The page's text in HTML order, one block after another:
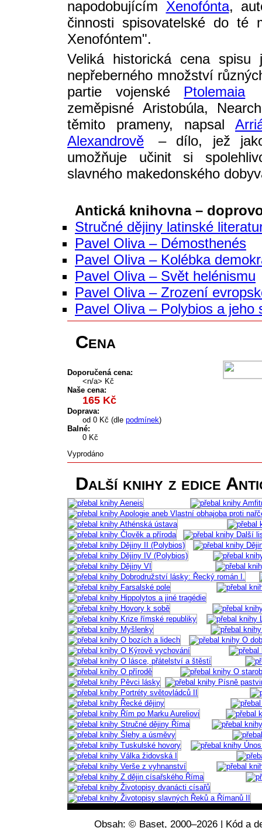
napodobujícím Xenofónta,
činnosti spisovatelské do té
Xenofóntem".
Veliká historická cena
nepřeberného množství
partie vojenské Ptolemaia
zeměpisné Aristobúla,
těmito prameny, napsal
Alexandrově
– dílo, jež
umožňuje učinit si
slavného makedonského
Antická knihovna –
Stručné dějiny latinské
Pavel Oliva – Démosthenés
Pavel Oliva – Kolébka
Pavel Oliva – Svět helénismu
Pavel Oliva – Zrození
Pavel Oliva – Polybios a jeho
Cena
Doporučená cena:
<n/a> Kč
Naše cena:
165 Kč
Doprava:
od 0 Kč (dle podmínek)
Balné:
0 Kč
Vyprodáno
Další knihy z edice
Obsah: © Baset, 2000–2026 | Kód a